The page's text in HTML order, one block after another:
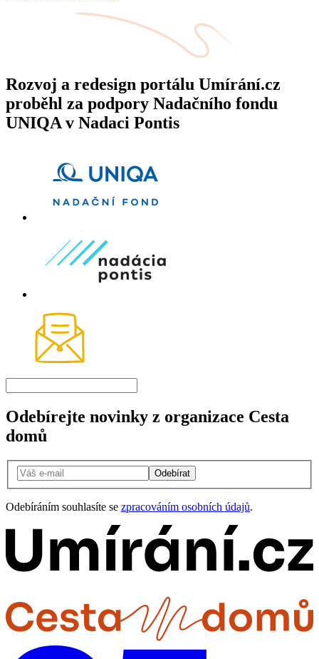
Rozvoj a redesign portálu Umírání.cz
proběhl za podpory Nadačního fondu
UNIQA v Nadaci Pontis
Odebírejte novinky z organizace Cesta
domů
Odebírat
Odebíráním souhlasíte se zpracováním osobních údajů.